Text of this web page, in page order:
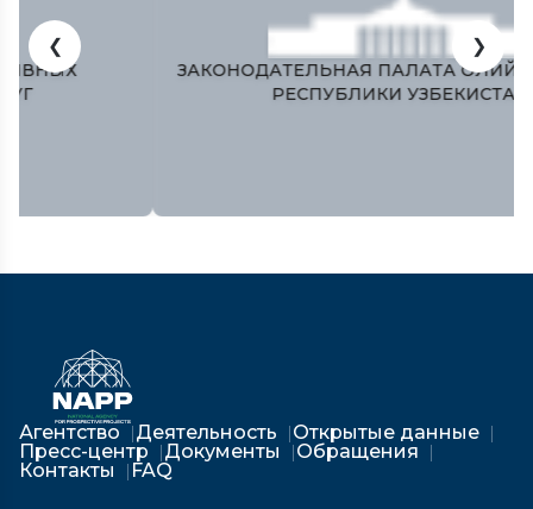
ЗАКОНОДАТЕЛЬНАЯ ПАЛАТА ОЛИЙ МАЖЛИСА
РЕСПУБЛИКИ УЗБЕКИСТАН
❮ ❯
Агентство Деятельность
Открытые данные
Пресс-центр
Документы
Обращения
Контакты
FAQ